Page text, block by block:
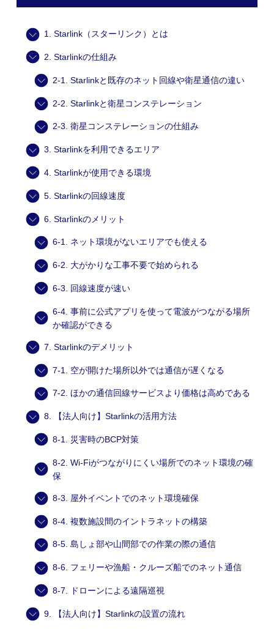
1. Starlink（スターリンク）とは
2. Starlinkの仕組み
2-1. Starlinkと既存のネット回線や衛星通信の違い
2-2. Starlinkと衛星コンステレーション
2-3. 衛星コンステレーションの仕組み
3. Starlinkを利用できるエリア
4. Starlinkが使用できる環境
5. Starlinkの回線速度
6. Starlinkのメリット
6-1. ネット環境がないエリアでも使える
6-2. 大がかりな工事不要で始められる
6-3. 回線速度が速い
6-4. 事前に公式アプリを使って電波がつながる場所
か確認ができる
7. Starlinkのデメリット
7-1. 空が開けた場所以外では通信が遅くなる
7-2. ほかの通信回線サービスより価格は高めである
8. 【法人向け】Starlinkの活用方法
8-1. 災害時のBCP対策
8-2. Wi-Fiがつながりにくい場所でのネット環境の確
保
8-3. 屋外イベントでのネット環境確保
8-4. 複数施設間のイントラネットの構築
8-5. 島しょ部や山間部での作業の際の通信
8-6. フェリーや漁船・クルーズ船でのネット通信
8-7. ドローンによる遠隔巡視
9. 【法人向け】Starlinkの設置の流れ